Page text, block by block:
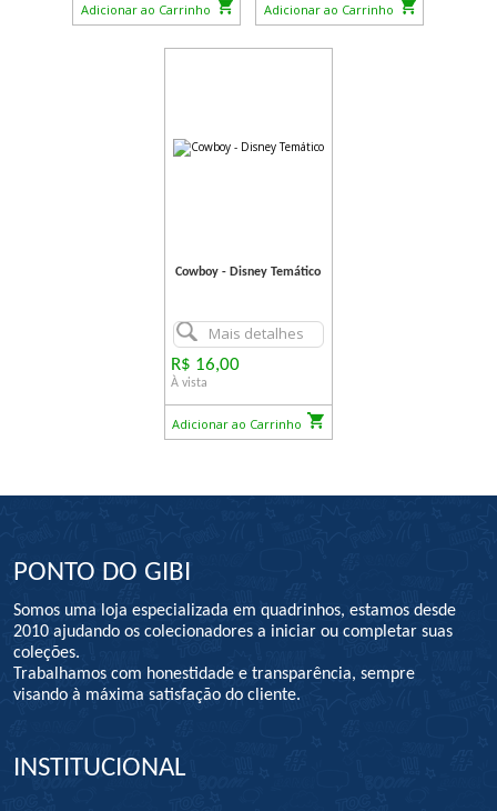
Adicionar ao Carrinho Adicionar ao Carrinho
Cowboy - Disney Temático
Mais detalhes
R$ 16,00
À vista
Adicionar ao Carrinho
PONTO DO GIBI
Somos uma loja especializada em quadrinhos, estamos desde
2010 ajudando os colecionadores a iniciar ou completar suas
coleções.
Trabalhamos com honestidade e transparência, sempre
visando à máxima satisfação do cliente.
INSTITUCIONAL